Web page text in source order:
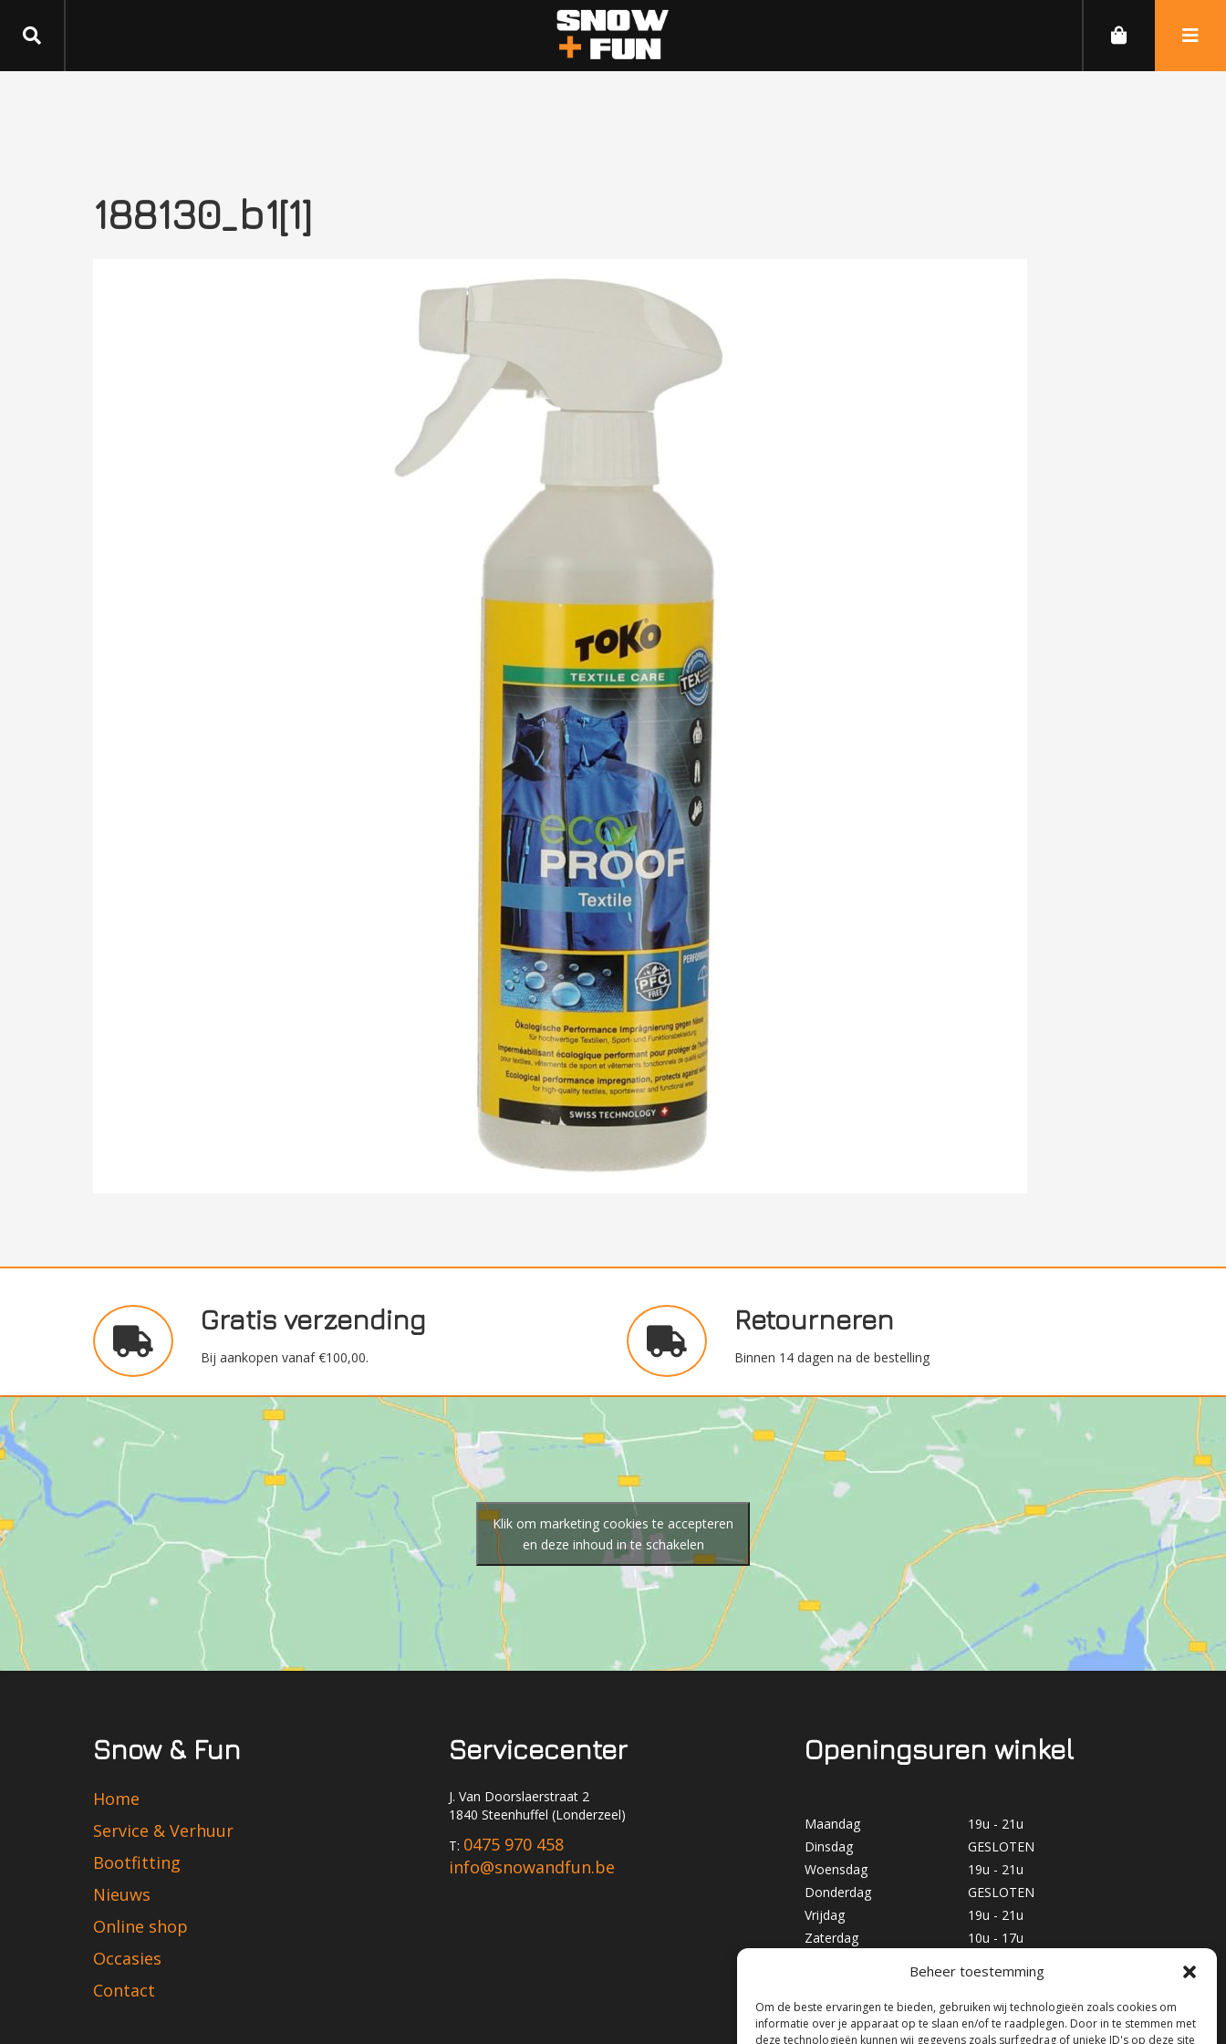
Beheer toestemming
Om de beste ervaringen te bieden, gebruiken wij technologieën zoals cookies om
informatie over je apparaat op te slaan en/of te raadplegen. Door in te stemmen met
deze technologieën kunnen wij gegevens zoals surfgedrag of unieke ID's op deze site
188130_b1[1]
Gratis verzending
Bij aankopen vanaf €100,00.
Retourneren
Binnen 14 dagen na de bestelling
Klik om marketing cookies te accepteren
en deze inhoud in te schakelen
Snow & Fun
Home
Service & Verhuur
Bootfitting
Nieuws
Online shop
Occasies
Contact
Servicecenter
J. Van Doorslaerstraat 2
1840 Steenhuffel (Londerzeel)
T: 0475 970 458
info@snowandfun.be
Openingsuren winkel
Maandag
19u - 21u
Dinsdag
GESLOTEN
Woensdag
19u - 21u
Donderdag
GESLOTEN
Vrijdag
19u - 21u
Zaterdag
10u - 17u